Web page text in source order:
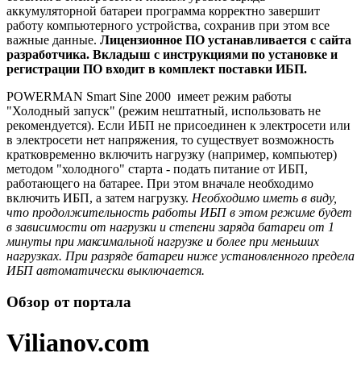
аккумуляторной батареи программа корректно завершит
работу компьютерного устройства, сохранив при этом все
важные данные. Лицензионное ПО устанавливается с сайта
разработчика. Вкладыш с инструкциями по установке и
регистрации ПО входит в комплект поставки ИБП.
POWERMAN Smart Sine 2000 имеет режим работы
"Холодный запуск" (режим нештатный, использовать не
рекомендуется). Если ИБП не присоединен к электросети или
в электросети нет напряжения, то существует возможность
кратковременно включить нагрузку (например, компьютер)
методом "холодного" старта - подать питание от ИБП,
работающего на батарее. При этом вначале необходимо
включить ИБП, а затем нагрузку. Необходимо иметь в виду,
что продолжительность работы ИБП в этом режиме будет
в зависимости от нагрузки и степени заряда батареи от 1
минуты при максимальной нагрузке и более при меньших
нагрузках. При разряде батареи ниже установленного предела
ИБП автоматически выключается.
Обзор от портала
Vilianov.com